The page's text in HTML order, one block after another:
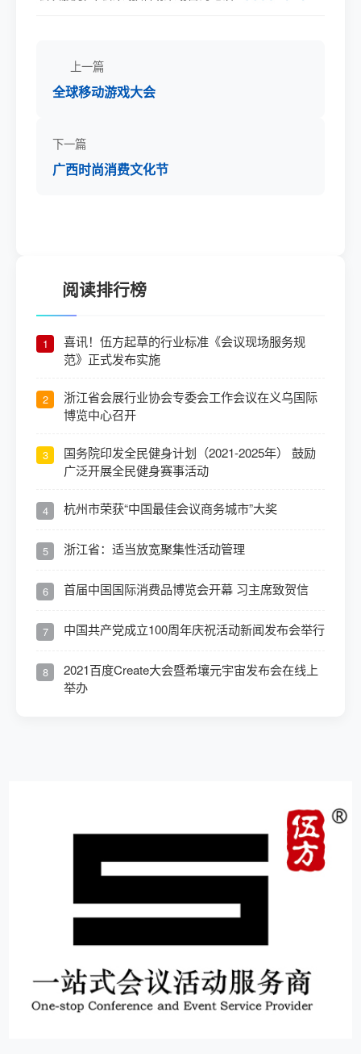
上一篇
全球移动游戏大会
下一篇
广西时尚消费文化节
阅读排行榜
1
喜讯！伍方起草的行业标准《会议现场服务规
范》正式发布实施
2
浙江省会展行业协会专委会工作会议在义乌国际
博览中心召开
3
国务院印发全民健身计划（2021-2025年） 鼓励
广泛开展全民健身赛事活动
4 杭州市荣获“中国最佳会议商务城市”大奖
5 浙江省：适当放宽聚集性活动管理
6 首届中国国际消费品博览会开幕 习主席致贺信
7 中国共产党成立100周年庆祝活动新闻发布会举行
8
2021百度Create大会暨希壤元宇宙发布会在线上
举办